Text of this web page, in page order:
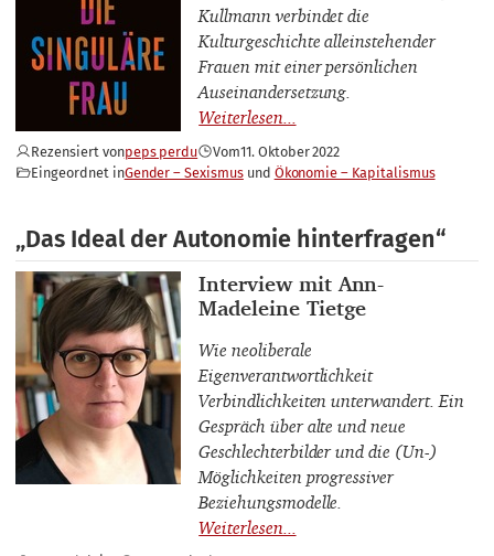
Kullmann verbindet die
Kulturgeschichte alleinstehender
Frauen mit einer persönlichen
Auseinandersetzung.
Rezensiert vonpeps perdu Vom11. Oktober 2022
Eingeordnet inGender – Sexismus Ökonomie – Kapitalismus
„Das Ideal der Autonomie hinterfragen“
Interviewpartner_innen
Interview mit Ann-
Madeleine Tietge
Wie neoliberale
Eigenverantwortlichkeit
Verbindlichkeiten unterwandert. Ein
Gespräch über alte und neue
Geschlechterbilder und die (Un-)
Möglichkeiten progressiver
Beziehungsmodelle.